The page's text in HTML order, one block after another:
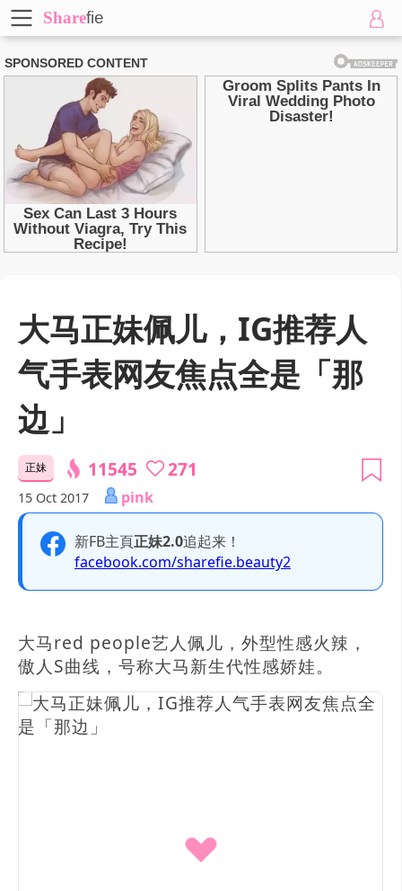
Sharefie
大马正妹佩儿，IG推荐人
气手表网友焦点全是「那
边」
正妹 11545 271
15 Oct 2017 pink
新FB主頁正妹2.0追起来！
facebook.com/sharefie.beauty2
大马red people艺人佩儿，外型性感火辣，
傲人S曲线，号称大马新生代性感娇娃。